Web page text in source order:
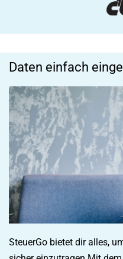
Daten einfach
SteuerGo bietet dir alles,